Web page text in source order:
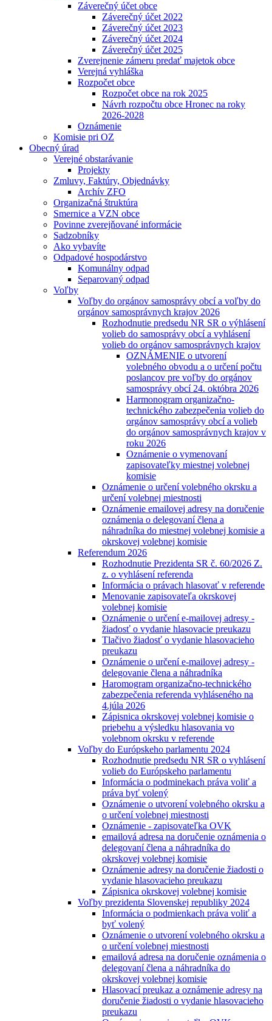
Záverečný účet obce
Záverečný účet 2022
Záverečný účet 2023
Záverečný účet 2024
Záverečný účet 2025
Zverejnenie zámeru predať majetok obce
Verejná vyhláška
Rozpočet obce
Rozpočet obce na rok 2025
Návrh rozpočtu obce Hronec na roky
2026-2028
Oznámenie
Komisie pri OZ
Obecný úrad
Verejné obstarávanie
Projekty
Zmluvy, Faktúry, Objednávky
Archív ZFO
Organizačná štruktúra
Smernice a VZN obce
Povinne zverejňované informácie
Sadzobníky
Ako vybavíte
Odpadové hospodárstvo
Komunálny odpad
Separovaný odpad
Voľby
Voľby do orgánov samosprávy obcí a voľby do
orgánov samosprávnych krajov 2026
Rozhodnutie predsedu NR SR o výhlásení
volieb do samosprávy obcí a vyhlásení
volieb do orgánov samosprávnych krajov
OZNÁMENIE o utvorení
volebného obvodu a o určení počtu
poslancov pre voľby do orgánov
samosprávy obcí 24. októbra 2026
Harmonogram organizačno-
technického zabezpečenia volieb do
orgánov samosprávy obcí a volieb
do orgánov samosprávnych krajov v
roku 2026
Oznámenie o vymenovaní
zapisovateľky miestnej volebnej
komisie
Oznámenie o určení volebného okrsku a
určení volebnej miestnosti
Oznámenie emailovej adresy na doručenie
oznámenia o delegovaní člena a
náhradníka do miestnej volebnej komisie a
okrskovej volebnej komisie
Referendum 2026
Rozhodnutie Prezidenta SR č. 60/2026 Z.
z. o vyhlásení referenda
Informácia o právach hlasovať v referende
Menovanie zapisovateľa okrskovej
volebnej komisie
Oznámenie o určení e-mailovej adresy -
žiadosť o vydanie hlasovacie preukazu
Tlačivo žiadosť o vydanie hlasovacieho
preukazu
Oznámenie o určení e-mailovej adresy -
delegovanie člena a náhradníka
Haromogram organizačno-technického
zabezpečenia referenda vyhláseného na
4.júla 2026
Zápisnica okrskovej volebnej komisie o
priebehu a výsledku hlasovania vo
volebnom okrsku v referende
Voľby do Európskeho parlamentu 2024
Rozhodnutie predsedu NR SR o vyhlásení
volieb do Európskeho parlamentu
Informácia o podminekach práva voliť a
práva byť volený
Oznámenie o utvorení volebného okrsku a
o určení volebnej miestnosti
Oznámenie - zapisovateľka OVK
emailová adresa na doručenie oznámenia o
delegovaní člena a náhradníka do
okrskovej volebnej komisie
Oznámenie adresy na doručenie žiadosti o
vydanie hlasovacieho preukazu
Zápisnica okrskovej volebnej komisie
Voľby prezidenta Slovenskej republiky 2024
Informácia o podmienkach práva voliť a
byť volený
Oznámenie o utvorení volebného okrsku a
o určení volebnej miestnosti
emailová adresa na doručenie oznámenia o
delegovaní člena a náhradníka do
okrskovej volebnej komisie
Hlasovací preukaz a oznámenie adresy na
doručenie žiadosti o vydanie hlasovacieho
preukazu